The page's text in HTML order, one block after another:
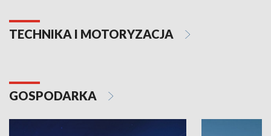
TECHNIKA I MOTORYZACJA
GOSPODARKA